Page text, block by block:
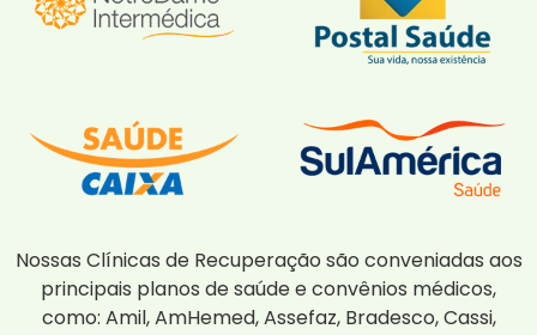
Nossas Clínicas de Recuperação são conveniadas aos
principais planos de saúde e convênios médicos,
como: Amil, AmHemed, Assefaz, Bradesco, Cassi,